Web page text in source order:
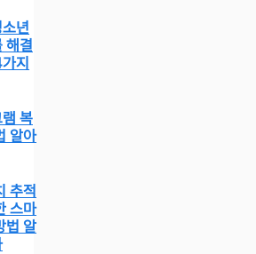
년
해결
지
복
알아
추적
스마
법 알